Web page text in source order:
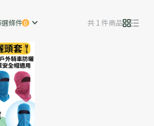
條件 共 1 件商品